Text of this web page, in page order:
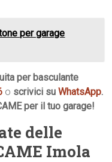
per garage
per basculante
o scrivici suWhatsApp.
per il tuo garage!
delle
Imola